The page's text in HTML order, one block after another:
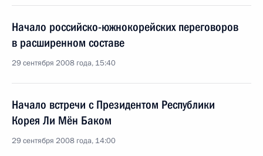
Начало российско-южнокорейских переговоров
в расширенном составе
29 сентября 2008 года, 15:40
Начало встречи с Президентом Республики
Корея Ли Мён Баком
29 сентября 2008 года, 14:00